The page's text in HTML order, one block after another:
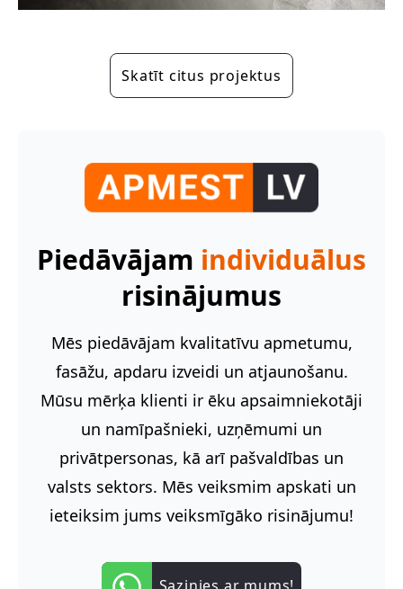
Skatīt citus projektus
Piedāvājam individuālus
risinājumus
Mēs piedāvājam kvalitatīvu apmetumu,
fasāžu, apdaru izveidi un atjaunošanu.
Mūsu mērķa klienti ir ēku apsaimniekotāji
un namīpašnieki, uzņēmumi un
privātpersonas, kā arī pašvaldības un
valsts sektors. Mēs veiksmim apskati un
ieteiksim jums veiksmīgāko risinājumu!